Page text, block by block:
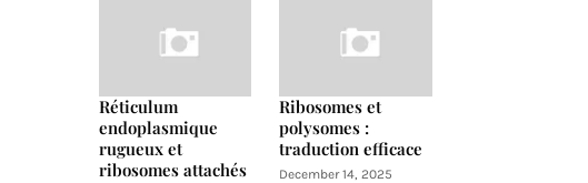
Réticulum
endoplasmique
rugueux et
ribosomes attachés
Ribosomes et
polysomes :
traduction efficace
December 14, 2025